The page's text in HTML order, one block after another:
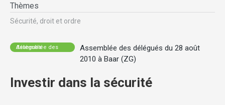
Thèmes
Sécurité, droit et ordre
Assemblée des délégués
Assemblée des délégués du 28 août
2010 à Baar (ZG)
Investir dans la sécurité